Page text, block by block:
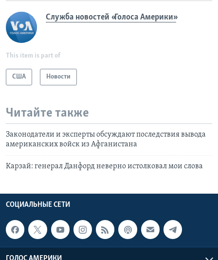
Служба новостей «Голоса Америки»
This item is part of
США Новости
Читайте также
Законодатели и эксперты обсуждают последствия вывода
американских войск из Афганистана
Карзай: генерал Данфорд неверно истолковал мои слова
СОЦИАЛЬНЫЕ СЕТИ
ГОЛОС АМЕРИКИ